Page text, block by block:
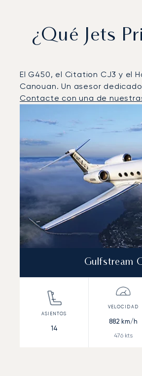
¿Qué Jets
El G450, el Citation CJ3 y el
Canouan. Un asesor
Contacte con una de
Isla Canouan : Los 3 modelos
Velocidad (km/h)
Autonomía (NM)
Gulfstream
14
882 km/h
476kts